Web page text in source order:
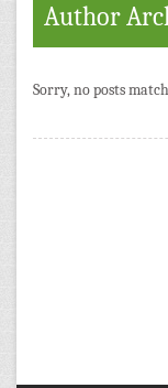
Author
Sorry, no posts